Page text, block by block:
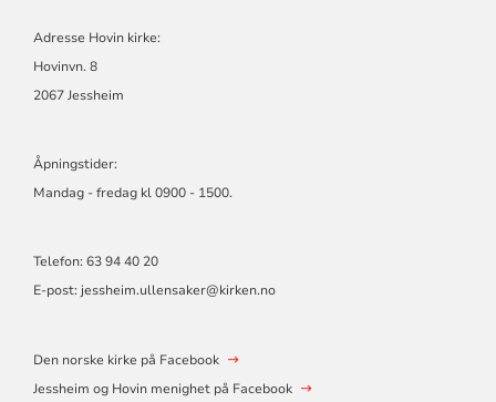
Adresse Hovin kirke:
Hovinvn. 8
2067 Jessheim
Åpningstider:
Mandag - fredag kl 0900 - 1500.
Telefon: 63 94 40 20
E-post: jessheim.ullensaker@kirken.no
Den norske kirke på Facebook
Jessheim og Hovin menighet på Facebook